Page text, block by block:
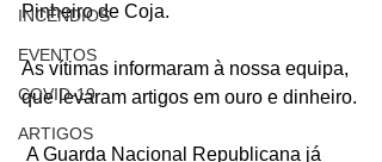
INCÊNDIOS
EVENTOS
COVID-19
ARTIGOS
Pinheiro de Coja.
As vítimas informaram à nossa equipa,
que levaram artigos em ouro e dinheiro.